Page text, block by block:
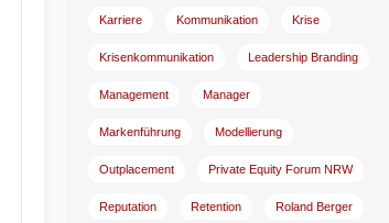
Karriere Kommunikation Krise
Krisenkommunikation Leadership Branding
Management Manager
Markenführung Modellierung
Outplacement Private Equity Forum NRW
Reputation Retention Roland Berger